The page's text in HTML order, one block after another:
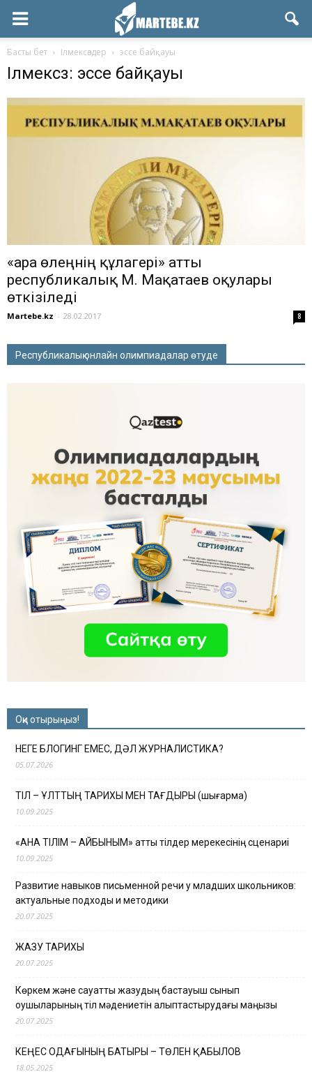
Басты бет Ілмексөздер эссе байқауы
Ілмексөз: эссе байқауы
«Қара өлеңнің құлагері» атты
республикалық М. Мақатаев оқулары
өткізіледі
Martebe.kz - 28.02.2017 8
Республикалық онлайн олимпиадалар өтуде
Оқи отырыңыз!
НЕГЕ БЛОГИНГ ЕМЕС, ДӘЛ ЖУРНАЛИСТИКА?
05.07.2026
ТІЛ – ҰЛТТЫҢ ТАРИХЫ МЕН ТАҒДЫРЫ (шығарма)
10.09.2025
«АНА ТІЛІМ – АЙБЫНЫМ» атты тілдер мерекесінің сценариі
10.09.2025
Развитие навыков письменной речи у младших школьников:
актуальные подходы и методики
20.07.2025
ЖАЗУ ТАРИХЫ
20.07.2025
Көркем және сауатты жазудың бастауыш сынып
оқушыларының тіл мәдениетін қалыптастырудағы маңызы
20.07.2025
КЕҢЕС ОДАҒЫНЫҢ БАТЫРЫ – ТӨЛЕН ҚАБЫЛОВ
18.05.2025